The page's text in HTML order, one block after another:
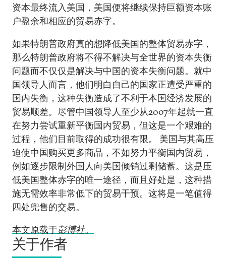
资本最终流入美国，美国便将继续保持巨额资本账
户盈余和相应的贸易赤字。
如果特朗普政府真的想降低美国的整体贸易赤字，
那么特朗普政府将不得不解决与全世界的资本失衡
问题而不仅仅是解决与中国的资本失衡问题。就中
国领导人而言，他们明白自己的国家正遭受严重的
国内失衡，这种失衡造成了不利于本国经济发展的
贸易顺差。尽管中国领导人至少从2007年起就一直
在努力尝试重新平衡国内贸易，但这是一个艰难的
过程，他们目前取得的成功很有限。 美国与其高压
迫使中国购买更多商品，不如努力平衡国内贸易，
例如逐步限制外国人向美国倾销过剩储蓄。这是压
低美国整体赤字的唯一途径，而且好处是，这种措
施无需效率非常低下的贸易干预。这将是一笔值得
四处兜售的交易。
本文原载于彭博社。
关于作者